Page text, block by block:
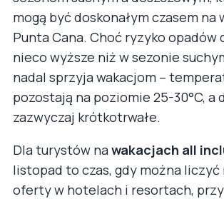
mogą być doskonałym czasem na
Punta Cana. Choć ryzyko opadów
nieco wyższe niż w sezonie
nadal sprzyja wakacjom –
pozostają na poziomie 25-30°C, a
zazwyczaj krótkotrwałe.
Dla turystów nawakacjach all
listopad to czas, gdy można
oferty w hotelach i resortach, przy